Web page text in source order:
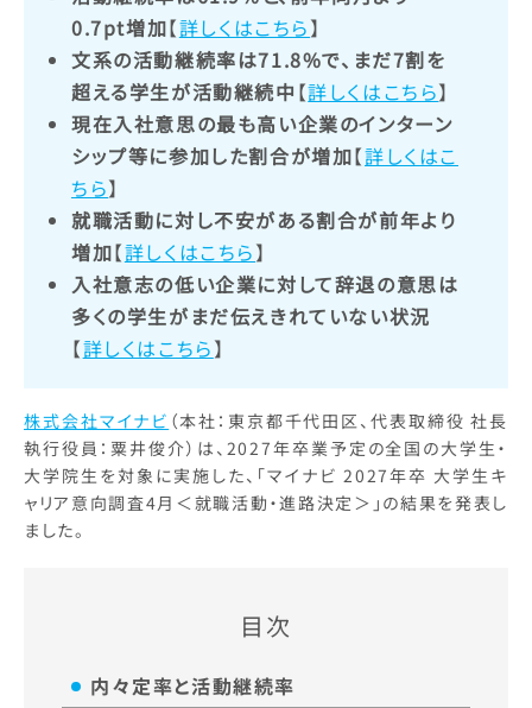
0.7pt増加【詳しくはこちら】
文系の活動継続率は71.8%で、まだ7割を
超える学生が活動継続中 【詳しくはこちら】
現在入社意思の最も高い企業のインターン
シップ等に参加した割合が増加【詳しくはこ
ちら】
就職活動に対し不安がある割合が前年より
増加【詳しくはこちら】
入社意志の低い企業に対して辞退の意思は
多くの学生がまだ伝えきれていない状況
【詳しくはこちら】
株式会社マイナビ （本社：東京都千代田区、代表取締役 社長
執行役員：粟井俊介）は、2027年卒業予定の全国の大学生・
大学院生を対象に実施した、「マイナビ 2027年卒 大学生キ
ャリア意向調査4月＜就職活動・進路決定＞」の結果を発表し
ました。
目次
内々定率と活動継続率